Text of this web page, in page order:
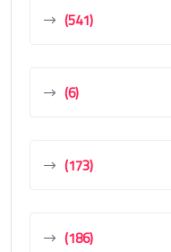
(541)
(6)
(173)
(186)